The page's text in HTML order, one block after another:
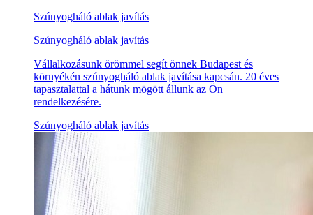
Szúnyogháló ablak javítás
Szúnyogháló ablak javítás
Vállalkozásunk örömmel segít önnek Budapest és
környékén szúnyogháló ablak javítása kapcsán. 20 éves
tapasztalattal a hátunk mögött állunk az Ön
rendelkezésére.
Szúnyogháló ablak javítás